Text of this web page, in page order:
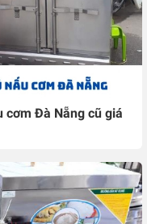
cơm Đà Nẵng cũ giá